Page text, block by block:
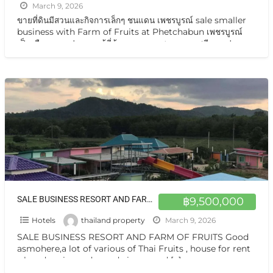
March 9, 2026
ขายที่ดินมีสวนและกิจการเล็กๆ ชนแดน เพชรบูรณ์ sale smaller
business with Farm of Fruits at Phetchabun เพชรบูรณ์
เป็นเมืองหมายปองของ ผู้ที่ต้องการความสงบ อากาศดีมาก ปลอด
มะขามหวานขึ้นชื่อ ทุเรียนก็อร่อยไม่แพ้ ภาคอื่นๆ[…]
฿9,500,000
SALE BUSINESS RESORT AND FARM OF FRUITS 10 Rais Good asmohere at Chon Daen Phetchabun
Hotels thailand property March 9, 2026
SALE BUSINESS RESORT AND FARM OF FRUITS Good
asmohere,a lot of various of Thai Fruits , house for rent
,closed main road ,good view ,good […]